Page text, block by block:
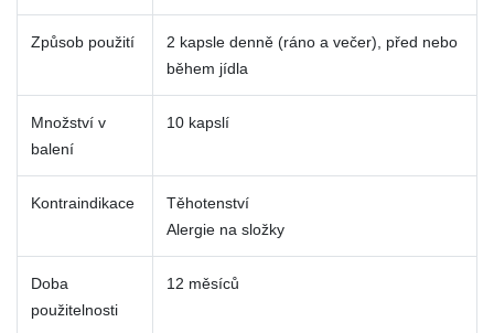
Způsob použití
2 kapsle denně (ráno a večer), před nebo
během jídla
Množství v
balení
10 kapslí
Kontraindikace
Těhotenství
Alergie na složky
Doba
použitelnosti
12 měsíců